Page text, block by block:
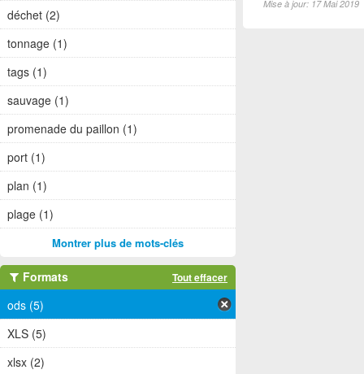
Mise à jour: 17 Mai 2019
déchet (2)
tonnage (1)
tags (1)
sauvage (1)
promenade du paillon (1)
port (1)
plan (1)
plage (1)
Montrer plus de mots-clés
Formats Tout effacer
ods (5)
XLS (5)
xlsx (2)